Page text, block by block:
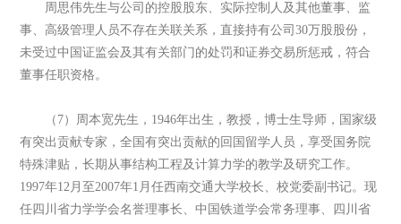
周思伟先生与公司的控股股东、实际控制人及其他董事、监
事、高级管理人员不存在关联关系，直接持有公司30万股股份，
未受过中国证监会及其有关部门的处罚和证券交易所惩戒，符合
董事任职资格。
（7）周本宽先生，1946年出生，教授，博士生导师，国家级
有突出贡献专家，全国有突出贡献的回国留学人员，享受国务院
特殊津贴，长期从事结构工程及计算力学的教学及研究工作。
1997年12月至2007年1月任西南交通大学校长、校党委副书记。现
任四川省力学学会名誉理事长、中国铁道学会常务理事、四川省